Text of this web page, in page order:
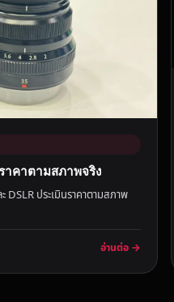
าคาตามสภาพจริง
ประเมินราคาตามสภาพ
อ่านต่อ →